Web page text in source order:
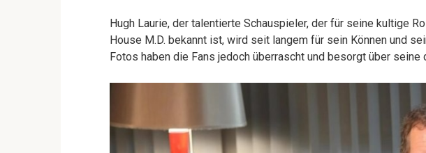
Hugh Laurie, der talentierte Schauspieler, der für seine kultige
House M.D. bekannt ist, wird seit langem für sein Können und
Fotos haben die Fans jedoch überrascht und besorgt über seine